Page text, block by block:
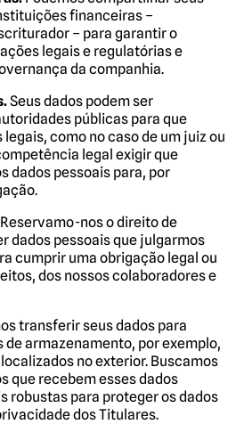
financeiras –
– para garantir o
legais e regulatórias e
da companhia.
Seus dados podem ser
públicas para que
como no caso de um juiz ou
legal exigir que
dados pessoais para, por
Reservamo-nos o direito de
dados pessoais que julgarmos
cumprir uma obrigação legal ou
dos nossos colaboradores e
transferir seus dados para
de armazenamento, por exemplo,
no exterior. Buscamos
que recebem esses dados
robustas para proteger os dados
dos Titulares.